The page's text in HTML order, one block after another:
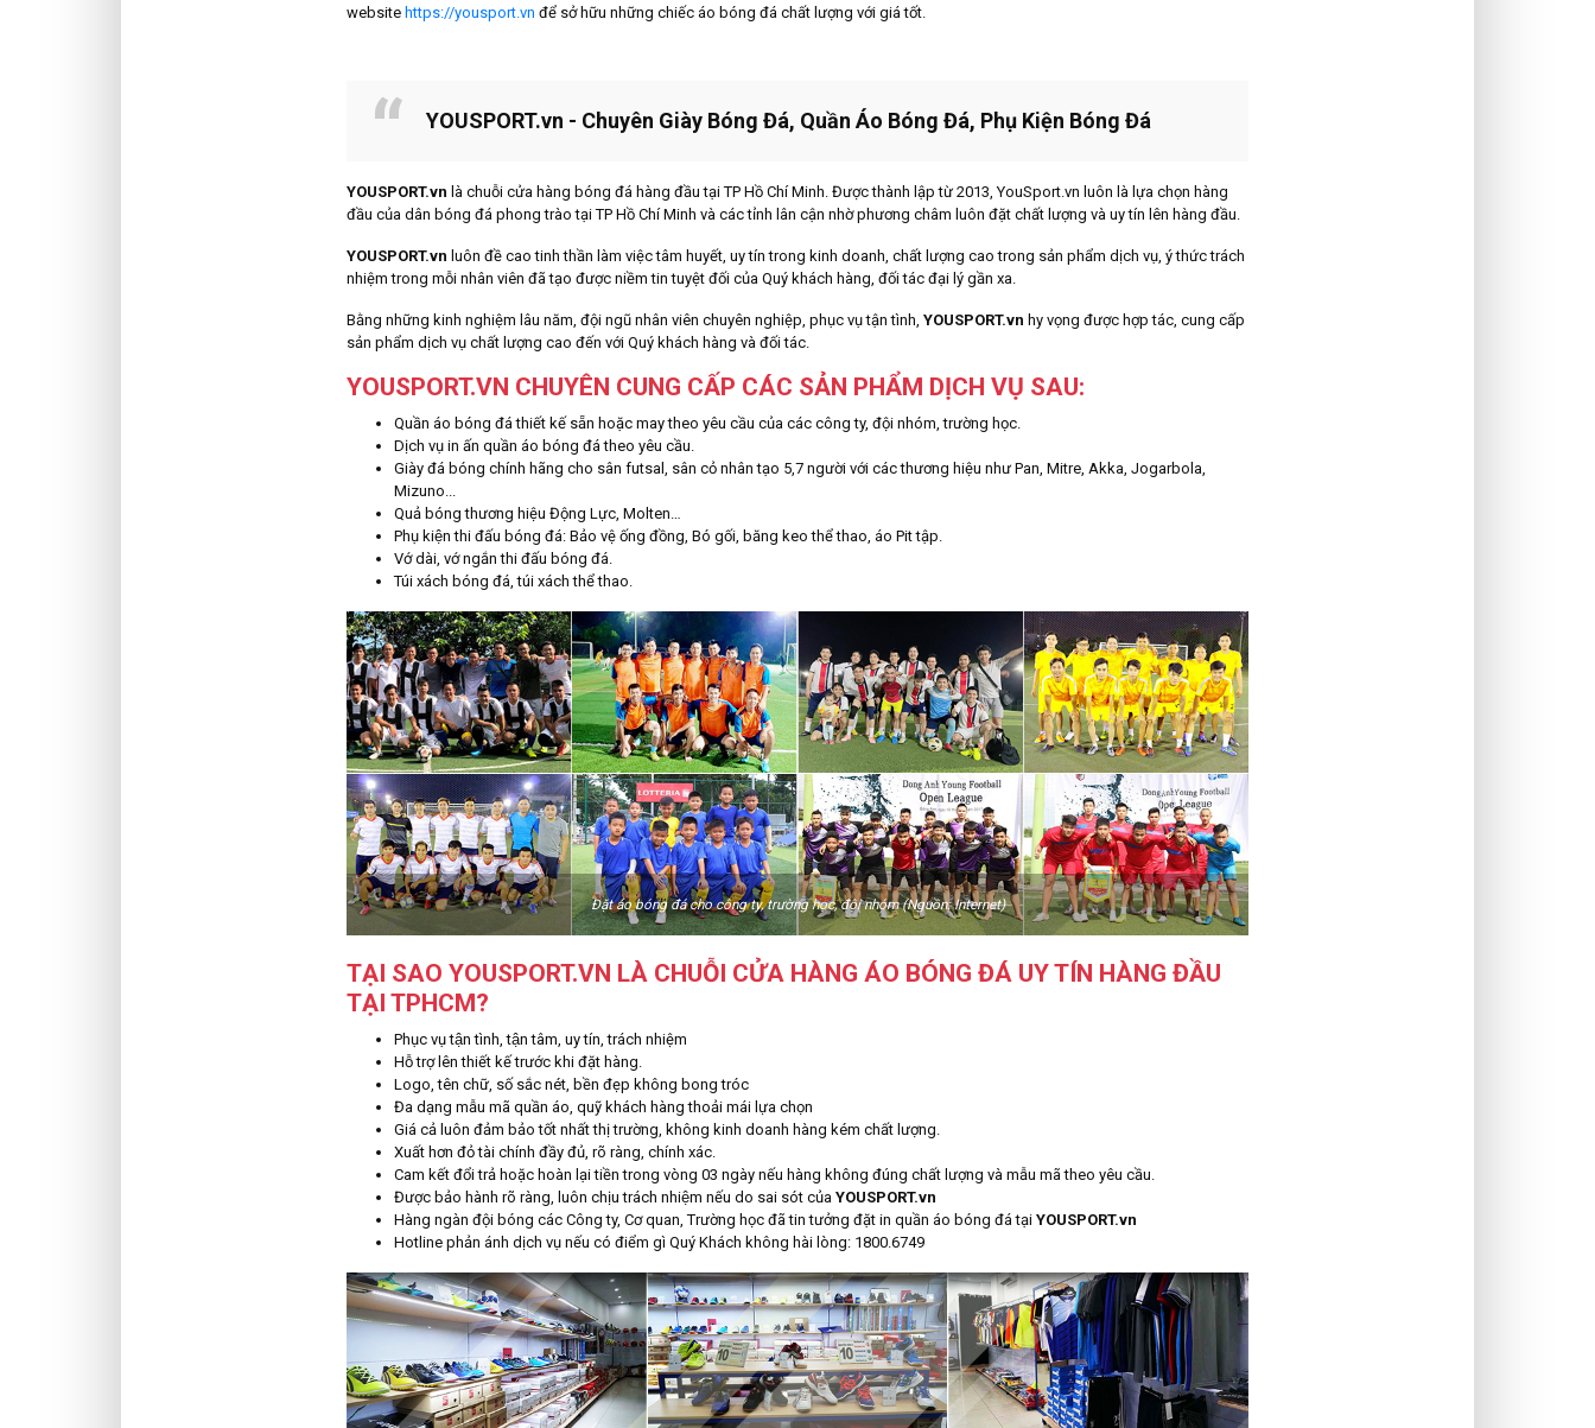
website https://yousport.vn để sở hữu những chiếc áo bóng đá chất lượng với giá tốt.
YOUSPORT.vn - Chuyên Giày Bóng Đá, Quần Áo Bóng Đá, Phụ Kiện Bóng Đá
YOUSPORT.vn là chuỗi cửa hàng bóng đá hàng đầu tại TP Hồ Chí Minh. Được thành lập từ 2013, YouSport.vn luôn là lựa chọn hàng
đầu của dân bóng đá phong trào tại TP Hồ Chí Minh và các tỉnh lân cận nhờ phương châm luôn đặt chất lượng và uy tín lên hàng đầu.
YOUSPORT.vn luôn đề cao tinh thần làm việc tâm huyết, uy tín trong kinh doanh, chất lượng cao trong sản phẩm dịch vụ, ý thức trách
nhiệm trong mỗi nhân viên đã tạo được niềm tin tuyệt đối của Quý khách hàng, đối tác đại lý gần xa.
Bằng những kinh nghiệm lâu năm, đội ngũ nhân viên chuyên nghiệp, phục vụ tận tình, YOUSPORT.vn hy vọng được hợp tác, cung cấp
sản phẩm dịch vụ chất lượng cao đến với Quý khách hàng và đối tác.
YOUSPORT.VN CHUYÊN CUNG CẤP CÁC SẢN PHẨM DỊCH VỤ SAU:
Quần áo bóng đá thiết kế sẵn hoặc may theo yêu cầu của các công ty, đội nhóm, trường học.
Dịch vụ in ấn quần áo bóng đá theo yêu cầu.
Giày đá bóng chính hãng cho sân futsal, sân cỏ nhân tạo 5,7 người với các thương hiệu như Pan, Mitre, Akka, Jogarbola,
Mizuno...
Quả bóng thương hiệu Động Lực, Molten…
Phụ kiện thi đấu bóng đá: Bảo vệ ống đồng, Bó gối, băng keo thể thao, áo Pit tập.
Vớ dài, vớ ngắn thi đấu bóng đá.
Túi xách bóng đá, túi xách thể thao.
Đặt áo bóng đá cho công ty, trường học, đội nhóm (Nguồn: Internet)
TẠI SAO YOUSPORT.VN LÀ CHUỖI CỬA HÀNG ÁO BÓNG ĐÁ UY TÍN HÀNG ĐẦU
TẠI TPHCM?
Phục vụ tận tình, tận tâm, uy tín, trách nhiệm
Hỗ trợ lên thiết kế trước khi đặt hàng.
Logo, tên chữ, số sắc nét, bền đẹp không bong tróc
Đa dạng mẫu mã quần áo, quỹ khách hàng thoải mái lựa chọn
Giá cả luôn đảm bảo tốt nhất thị trường, không kinh doanh hàng kém chất lượng.
Xuất hơn đỏ tài chính đầy đủ, rõ ràng, chính xác.
Cam kết đổi trả hoặc hoàn lại tiền trong vòng 03 ngày nếu hàng không đúng chất lượng và mẫu mã theo yêu cầu.
Được bảo hành rõ ràng, luôn chịu trách nhiệm nếu do sai sót của YOUSPORT.vn
Hàng ngàn đội bóng các Công ty, Cơ quan, Trường học đã tin tưởng đặt in quần áo bóng đá tại YOUSPORT.vn
Hotline phản ánh dịch vụ nếu có điểm gì Quý Khách không hài lòng: 1800.6749